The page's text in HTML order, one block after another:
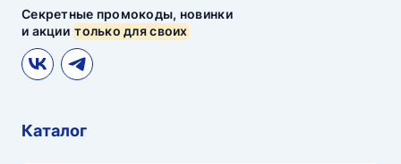
Секретные промокоды, новинки
и акциитолько для своих
Каталог